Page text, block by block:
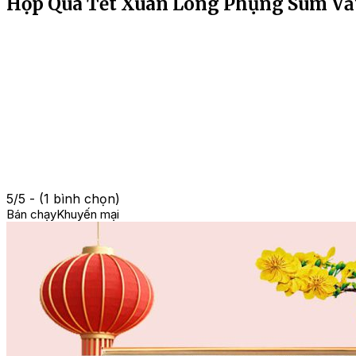
5/5 - (1 bình chọn)
Bán chạyKhuyến mại